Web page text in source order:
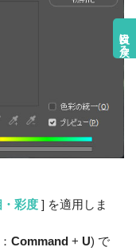
目次に戻る
彩度] を適用しま
Command + U) で